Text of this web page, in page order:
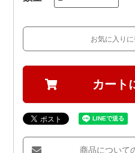
お気に入り
カート
商品について